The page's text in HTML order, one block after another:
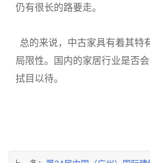
仍有很长的路要走。
总的来说，中古家具有着其特
局限性。国内的家居行业是否会
拭目以待。